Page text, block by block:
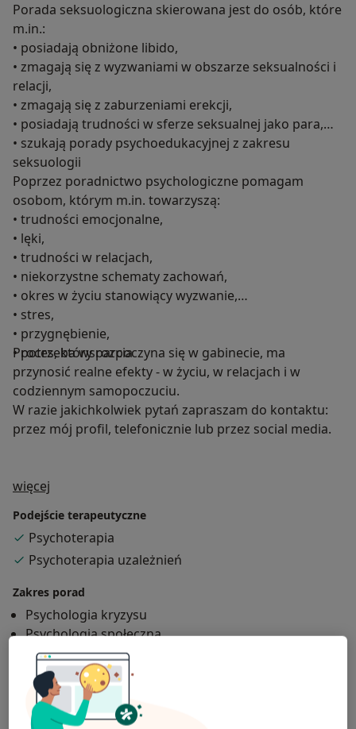
Porada seksuologiczna skierowana jest do osób, które
m.in.:
• posiadają obniżone libido,
• zmagają się z wyzwaniami w obszarze seksualności i
relacji,
• zmagają się z zaburzeniami erekcji,
• posiadają trudności w sferze seksualnej jako para,
• szukają porady psychoedukacyjnej z zakresu
seksuologii
Poprzez poradnictwo psychologiczne pomagam
osobom, którym m.in. towarzyszą:
• trudności emocjonalne,
• lęki,
• trudności w relacjach,
• niekorzystne schematy zachowań,
• okres w życiu stanowiący wyzwanie,
• stres,
• przygnębienie,
• potrzeba wsparcia
Proces, który rozpoczyna się w gabinecie, ma
przynosić realne efekty - w życiu, w relacjach i w
codziennym samopoczuciu.
W razie jakichkolwiek pytań zapraszam do kontaktu:
przez mój profil, telefonicznie lub przez social media.
więcej
Podejście terapeutyczne
Psychoterapia
Psychoterapia uzależnień
Zakres porad
Psychologia kryzysu
Psychologia społeczna
Psychosomatyka
Seksuologia
Pokaż więcej
Główne obszary pomocy